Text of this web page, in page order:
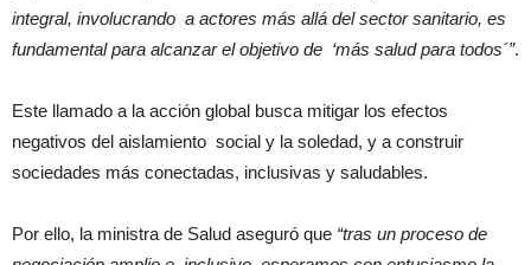
integral, involucrando a actores más allá del sector sanitario, es
fundamental para alcanzar el objetivo de ‘más salud para todos´”.
Este llamado a la acción global busca mitigar los efectos
negativos del aislamiento social y la soledad, y a construir
sociedades más conectadas, inclusivas y saludables.
Por ello, la ministra de Salud aseguró que “tras un proceso de